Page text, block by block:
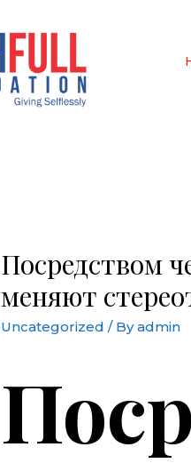
Посредством
меняют
Uncategorized / Byadmin